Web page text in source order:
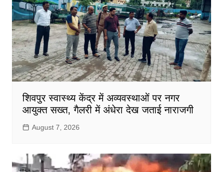
शिवपुर स्वास्थ्य केंद्र में अव्यवस्थाओं पर नगर
आयुक्त सख्त, गैलरी में अंधेरा देख जताई नाराजगी
August 7, 2026